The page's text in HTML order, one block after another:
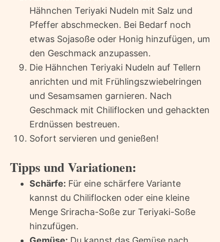
Hähnchen Teriyaki Nudeln mit Salz und
Pfeffer abschmecken. Bei Bedarf noch
etwas Sojasoße oder Honig hinzufügen, um
den Geschmack anzupassen.
Die Hähnchen Teriyaki Nudeln auf Tellern
anrichten und mit Frühlingszwiebelringen
und Sesamsamen garnieren. Nach
Geschmack mit Chiliflocken und gehackten
Erdnüssen bestreuen.
Sofort servieren und genießen!
Tipps und Variationen:
Schärfe: Für eine schärfere Variante
kannst du Chiliflocken oder eine kleine
Menge Sriracha-Soße zur Teriyaki-Soße
hinzufügen.